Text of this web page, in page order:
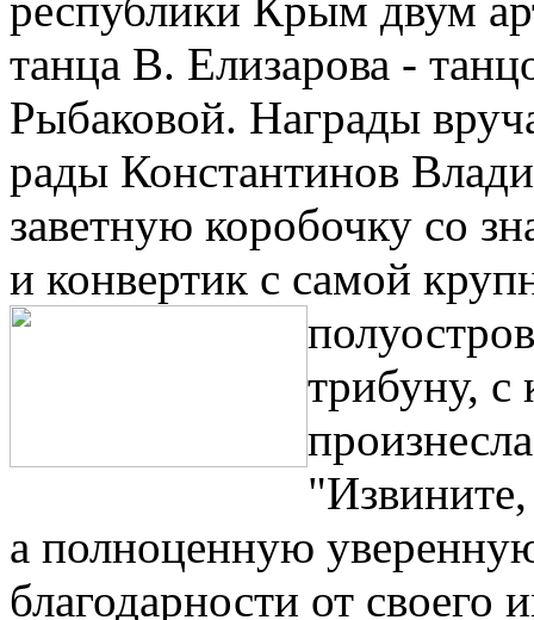
танца В. Елизарова -
Рыбаковой. Награды
рады Константинов
заветную коробочку со
и конвертик с самой
трибуну, с
а полноценную
благодарности от своего